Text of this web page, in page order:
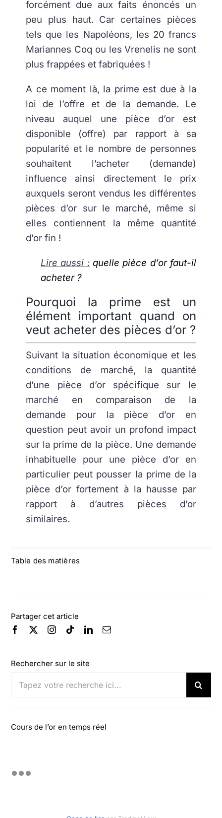
Table des matières
Partager cet article
Rechercher sur le site
Rechercher:
Cours de l’or en temps réel
forcément due aux faits énoncés un
peu plus haut. Car certaines pièces
tels que les Napoléons, les 20 francs
Mariannes Coq ou les Vrenelis ne sont
plus frappées et fabriquées !
A ce moment là, la prime est due à la
loi de l’offre et de la demande. Le
niveau auquel une pièce d’or est
disponible (offre) par rapport à sa
popularité et le nombre de personnes
souhaitent l’acheter (demande)
influence ainsi directement le prix
auxquels seront vendus les différentes
pièces d’or sur le marché, même si
elles contiennent la même quantité
d’or fin !
Lire aussi : quelle pièce d’or faut-il
acheter ?
Pourquoi la prime est un
élément important quand on
veut acheter des pièces d’or ?
Suivant la situation économique et les
conditions de marché, la quantité
d’une pièce d’or spécifique sur le
marché en comparaison de la
demande pour la pièce d’or en
question peut avoir un profond impact
sur la prime de la pièce. Une demande
inhabituelle pour une pièce d’or en
particulier peut pousser la prime de la
pièce d’or fortement à la hausse par
rapport à d’autres pièces d’or
similaires.